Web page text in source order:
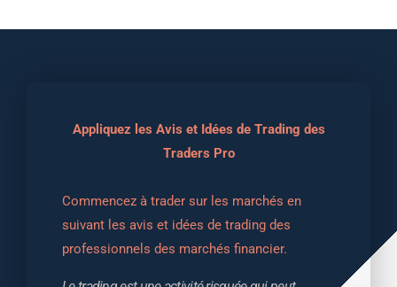
Appliquez les Avis et Idées de Trading des
Traders Pro
Commencez à trader sur les marchés en
suivant les avis et idées de trading des
professionnels des marchés financier.